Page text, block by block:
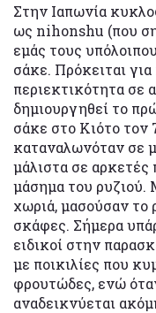
Στην Ιαπωνία
ως nihonshu (που
εμάς τους
σάκε. Πρόκειται
περιεκτικότητα σε
δημιουργηθεί το
σάκε στο Κιότο τον
καταναλωνόταν σε
μάλιστα σε
μάσημα του ρυζιού.
χωριά, μασούσαν το
σκάφες. Σήμερα
ειδικοί στην
με ποικιλίες που
φρουτώδες, ενώ
αναδεικνύεται